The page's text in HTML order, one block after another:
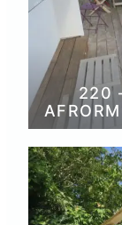
220